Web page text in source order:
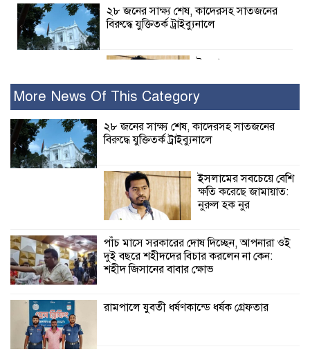
২৮ জনের সাক্ষ্য শেষ, কাদেরসহ সাতজনের
বিরুদ্ধে যুক্তিতর্ক ট্রাইব্যুনালে
ইসলামের সবচেয়ে
নুর
পাঁচ মাসে সরকারের দোষ দিচ্ছেন, আপনারা
কালিগঞ্জে নিখোঁজ জেলের মরদেহ অবশেষে
মিলল ইছামতী নদীতে
শ্রীউলা ইউনিয়ন
বিএনপির ২নং ওয়ার্ডের
More News Of This Category
২৮ জনের সাক্ষ্য শেষ, কাদেরসহ সাতজনের
বিরুদ্ধে যুক্তিতর্ক ট্রাইব্যুনালে
ইসলামের সবচেয়ে বেশি
ক্ষতি করেছে জামায়াত:
নুরুল হক নুর
পাঁচ মাসে সরকারের দোষ দিচ্ছেন, আপনারা ওই
দুই বছরে শহীদদের বিচার করলেন না কেন:
শহীদ জিসানের বাবার ক্ষোভ
রামপালে যুবতী ধর্ষণকান্ডে ধর্ষক গ্রেফতার